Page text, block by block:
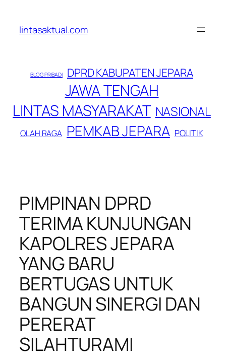
konten
lintasaktual.com
BLOG PRIBADI DPRD KABUPATEN JEPARA
JAWA TENGAH
LINTAS MASYARAKAT NASIONAL
OLAH RAGA PEMKAB JEPARA POLITIK
PIMPINAN DPRD
TERIMA KUNJUNGAN
KAPOLRES JEPARA
YANG BARU
BERTUGAS UNTUK
BANGUN SINERGI DAN
PERERAT
SILAHTURAMI